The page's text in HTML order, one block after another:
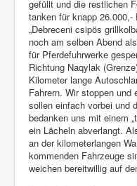
gefüllt und die restlichen
tanken für knapp
„Debreceni csipös
noch am selben Abend
für Pferdefuhrwerke
Richtung Naqylak
Kilometer lange
Fahrern. Wir stoppen und
sollen einfach vorbei und
bedanken uns mit einem
ein Lächeln abverlangt.
an der kilometerlangen
kommenden Fahrzeuge
weichen bereitwillig auf